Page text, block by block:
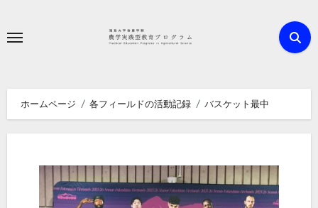
ホームページ 各フィールドの活動記録 バスケット最中